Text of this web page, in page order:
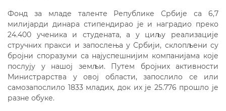
Фонд за младе таленте Републике Србије са 6,7
милијарди динара стипендирао је и наградио преко
24.400 ученика и студената, а у циљу реализације
стручних пракси и запослења у Србији, склопљени су
бројни споразуми са најуспешнијим компанијама које
послују у нашој земљи. Путем бројних активности
Министрарства у овој области, запослило се или
самозапослило 1833 младих, док их је 25.776 прошло је
разне обуке.